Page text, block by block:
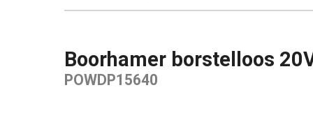
Boorhamer borstelloos
POWDP15640